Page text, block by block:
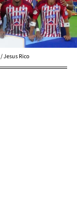
Jesus Rico